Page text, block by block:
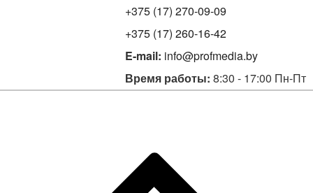
+375 (17) 270-09-09
+375 (17) 260-16-42
E-mail: info@profmedia.by
Время работы: 8:30 - 17:00 Пн-Пт